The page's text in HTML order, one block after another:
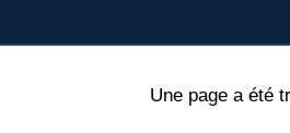
Une page a été